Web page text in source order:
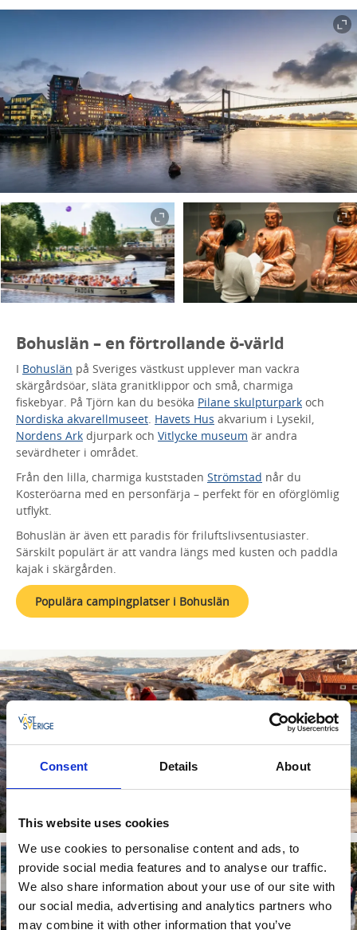
Consent Details About
This website uses cookies
We use cookies to personalise content and ads, to
provide social media features and to analyse our traffic.
We also share information about your use of our site with
our social media, advertising and analytics partners who
may combine it with other information that you’ve
Bohuslän – en förtrollande ö-värld
I Bohuslän på Sveriges västkust upplever man vackra
skärgårdsöar, släta granitklippor och små, charmiga
fiskebyar. På Tjörn kan du besöka Pilane skulpturpark och
Nordiska akvarellmuseet. Havets Hus akvarium i Lysekil,
Nordens Ark djurpark och Vitlycke museum är andra
sevärdheter i området.
Från den lilla, charmiga kuststaden Strömstad når du
Kosteröarna med en personfärja – perfekt för en oförglömlig
utflykt.
Bohuslän är även ett paradis för friluftslivsentusiaster.
Särskilt populärt är att vandra längs med kusten och paddla
kajak i skärgården.
Populära campingplatser i Bohuslän